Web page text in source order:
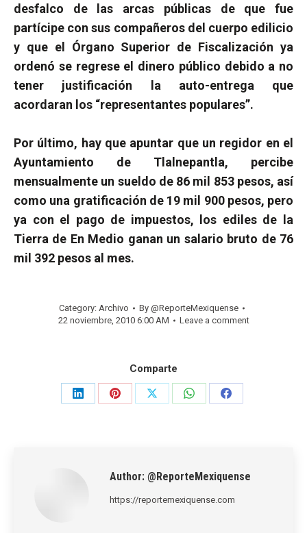
desfalco de las arcas públicas de que fue
partícipe con sus compañeros del cuerpo edilicio
y que el Órgano Superior de Fiscalización ya
ordenó se regrese el dinero público debido a no
tener justificación la auto-entrega que
acordaran los “representantes populares”.
Por último, hay que apuntar que un regidor en el
Ayuntamiento de Tlalnepantla, percibe
mensualmente un sueldo de 86 mil 853 pesos, así
como una gratificación de 19 mil 900 pesos, pero
ya con el pago de impuestos, los ediles de la
Tierra de En Medio ganan un salario bruto de 76
mil 392 pesos al mes.
Category: Archivo By @ReporteMexiquense
22 noviembre, 2010 6:00 AM
Leave a comment
Comparte
Share
Share
Share
Share
Share
Author: @ReporteMexiquense
https://reportemexiquense.com